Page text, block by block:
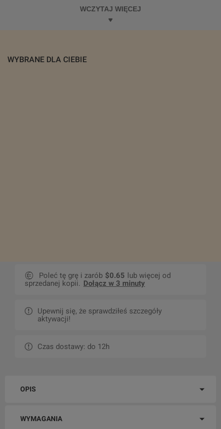
WCZYTAJ WIĘCEJ
WYBRANE DLA CIEBIE
Poleć tę grę i zarób $0.65 lub więcej od
sprzedanej kopii. Dołącz w 3 minuty
Upewnij się, że sprawdziłeś szczegóły
aktywacji!
Czas dostawy: do 12h
OPIS
WYMAGANIA